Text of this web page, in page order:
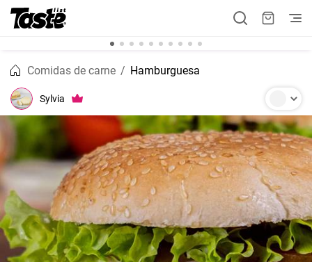
Comidas de carne Hamburguesa
Sylvia